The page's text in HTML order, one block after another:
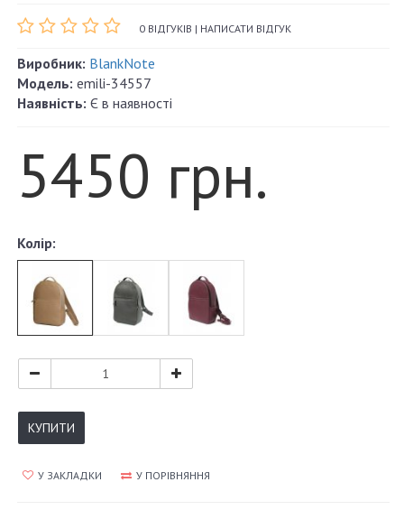
0 ВІДГУКІВ | НАПИСАТИ ВІДГУК
Виробник: BlankNote
Модель: emili-34557
Наявність: Є в наявності
5450 грн.
Колір:
КУПИТИ
У ЗАКЛАДКИ У ПОРІВНЯННЯ